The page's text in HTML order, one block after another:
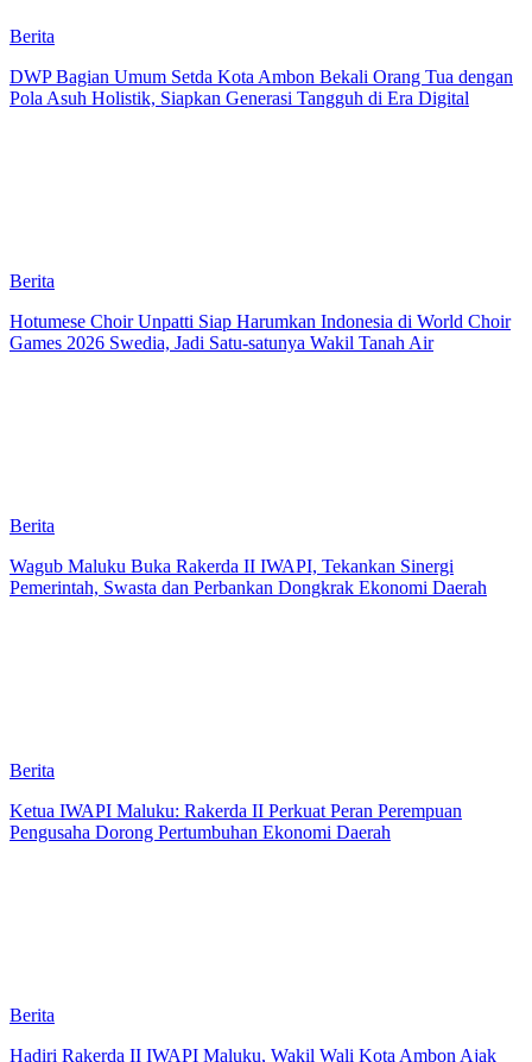
Berita
DWP Bagian Umum Setda Kota Ambon Bekali Orang Tua dengan
Pola Asuh Holistik, Siapkan Generasi Tangguh di Era Digital
Berita
Hotumese Choir Unpatti Siap Harumkan Indonesia di World Choir
Games 2026 Swedia, Jadi Satu-satunya Wakil Tanah Air
Berita
Wagub Maluku Buka Rakerda II IWAPI, Tekankan Sinergi
Pemerintah, Swasta dan Perbankan Dongkrak Ekonomi Daerah
Berita
Ketua IWAPI Maluku: Rakerda II Perkuat Peran Perempuan
Pengusaha Dorong Pertumbuhan Ekonomi Daerah
Berita
Hadiri Rakerda II IWAPI Maluku, Wakil Wali Kota Ambon Ajak